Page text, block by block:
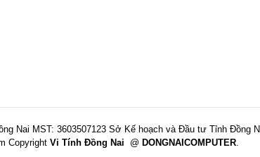
Nai MST: 3603507123 Sở Kế hoạch và Đầu tư Tỉnh Đồng
Copyright Vi Tính Đồng Nai @ DONGNAICOMPUTER